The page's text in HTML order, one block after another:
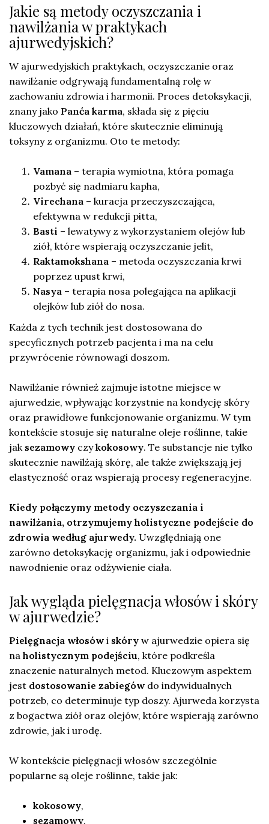
Jakie są metody oczyszczania i
nawilżania w praktykach
ajurwedyjskich?
W ajurwedyjskich praktykach, oczyszczanie oraz
nawilżanie odgrywają fundamentalną rolę w
zachowaniu zdrowia i harmonii. Proces detoksykacji,
znany jako Panća karma, składa się z pięciu
kluczowych działań, które skutecznie eliminują
toksyny z organizmu. Oto te metody:
Vamana – terapia wymiotna, która pomaga
pozbyć się nadmiaru kapha,
Virechana – kuracja przeczyszczająca,
efektywna w redukcji pitta,
Basti – lewatywy z wykorzystaniem olejów lub
ziół, które wspierają oczyszczanie jelit,
Raktamokshana – metoda oczyszczania krwi
poprzez upust krwi,
Nasya – terapia nosa polegająca na aplikacji
olejków lub ziół do nosa.
Każda z tych technik jest dostosowana do
specyficznych potrzeb pacjenta i ma na celu
przywrócenie równowagi doszom.
Nawilżanie również zajmuje istotne miejsce w
ajurwedzie, wpływając korzystnie na kondycję skóry
oraz prawidłowe funkcjonowanie organizmu. W tym
kontekście stosuje się naturalne oleje roślinne, takie
jak sezamowy czykokosowy. Te substancje nie tylko
skutecznie nawilżają skórę, ale także zwiększają jej
elastyczność oraz wspierają procesy regeneracyjne.
Kiedy połączymy metody oczyszczania i
nawilżania, otrzymujemy holistyczne podejście do
zdrowia według ajurwedy. Uwzględniają one
zarówno detoksykację organizmu, jak i odpowiednie
nawodnienie oraz odżywienie ciała.
Jak wygląda pielęgnacja włosów i skóry
w ajurwedzie?
Pielęgnacja włosów i skóry w ajurwedzie opiera się
na holistycznym podejściu, które podkreśla
znaczenie naturalnych metod. Kluczowym aspektem
jest dostosowanie zabiegów do indywidualnych
potrzeb, co determinuje typ doszy. Ajurweda korzysta
z bogactwa ziół oraz olejów, które wspierają zarówno
zdrowie, jak i urodę.
W kontekście pielęgnacji włosów szczególnie
popularne są oleje roślinne, takie jak:
kokosowy,
sezamowy,